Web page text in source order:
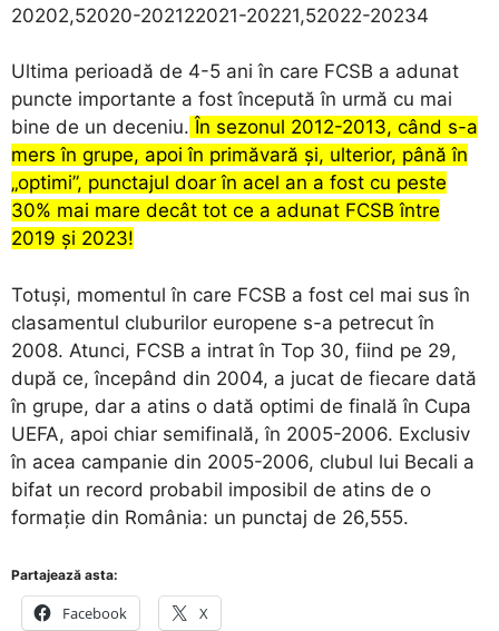
20202,52020-202122021-20221,52022-20234
Ultima perioadă de 4-5 ani în care FCSB a adunat
puncte importante a fost începută în urmă cu mai
bine de un deceniu. În sezonul 2012-2013, când s-a
mers în grupe, apoi în primăvară și, ulterior, până în
„optimi”, punctajul doar în acel an a fost cu peste
30% mai mare decât tot ce a adunat FCSB între
2019 și 2023!
Totuși, momentul în care FCSB a fost cel mai sus în
clasamentul cluburilor europene s-a petrecut în
2008. Atunci, FCSB a intrat în Top 30, fiind pe 29,
după ce, începând din 2004, a jucat de fiecare dată
în grupe, dar a atins o dată optimi de finală în Cupa
UEFA, apoi chiar semifinală, în 2005-2006. Exclusiv
în acea campanie din 2005-2006, clubul lui Becali a
bifat un record probabil imposibil de atins de o
formație din România: un punctaj de 26,555.
Partajează asta:
Facebook X